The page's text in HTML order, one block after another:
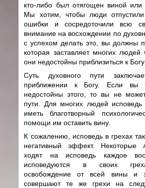
кто-либо был отягощен виной или
Мы хотим, чтобы люди
ошибки и сосредоточили всю
внимание на восхождении по
с успехом делать это, вы должны
которая заставляет многих людей
они недостойны приблизиться к Богу.
Суть духовного пути
приближении к Богу. Если вы
недостойны этого, то вы не
пути. Для многих людей исповедь
иметь благотворный
помощи им оставить вину.
К сожалению, исповедь в грехах
негативный эффект. Некоторые
ходят на исповедь каждое
исповедуются в своих
освобождение от всей вины и
совершают те же грехи на